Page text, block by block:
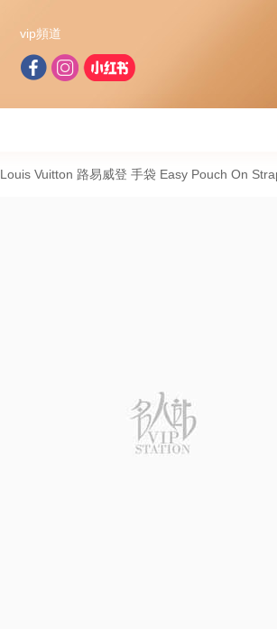
vip頻道
Louis Vuitton 路易威登 手袋 Easy Pouch On